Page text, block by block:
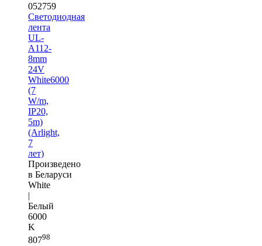
052759
Светодиодная
лента
UL-
A112-
8mm
24V
White6000
(7
W/m,
IP20,
5m)
(Arlight,
7
лет)
Произведено
в Беларуси
White
|
Белый
6000
K
80798